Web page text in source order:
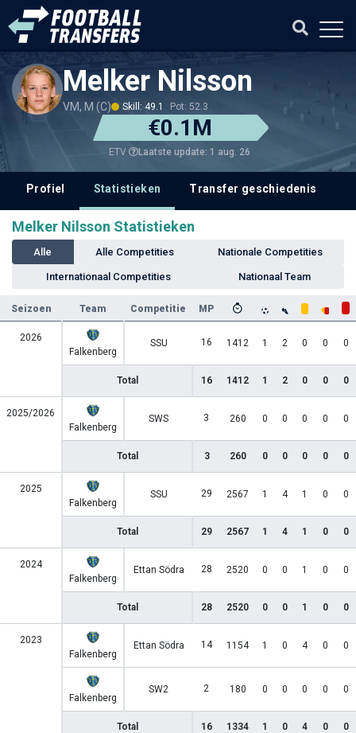
Melker Nilsson
VM, M (C) Skill: 49.1 Pot: 52.3
€0.1M
ETV Laatste update: 1 aug. 26
Profiel Statistieken Transfer geschiedenis
Melker Nilsson Statistieken
Alle Alle Competities Nationale Competities
Internationaal Competities Nationaal Team
Seizoen Team Competitie MP
2026
Falkenberg
SSU 16 1412 1 2 0 0 0
Total 16 1412 1 2 0 0 0
2025/2026
Falkenberg
SWS 3 260 0 0 0 0 0
Total 3 260 0 0 0 0 0
2025
Falkenberg
SSU 29 2567 1 4 1 0 0
Total 29 2567 1 4 1 0 0
2024
Falkenberg
Ettan Södra 28 2520 0 0 1 0 0
Total 28 2520 0 0 1 0 0
2023
Falkenberg
Ettan Södra 14 1154 1 0 4 0 0
Falkenberg
SW2 2 180 0 0 0 0 0
Total 16 1334 1 0 4 0 0